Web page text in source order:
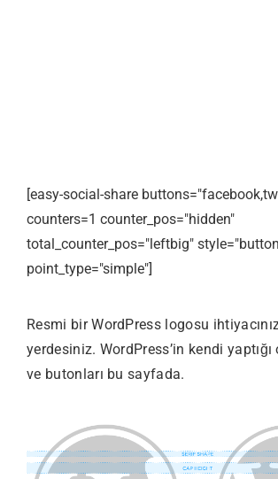
[easy-social-share
counters=1 counter_pos="hidden"
total_counter_pos="leftbig"
point_type="simple"]
Resmi bir WordPress logosu
yerdesiniz. WordPress’in kendi
ve butonları bu sayfada.